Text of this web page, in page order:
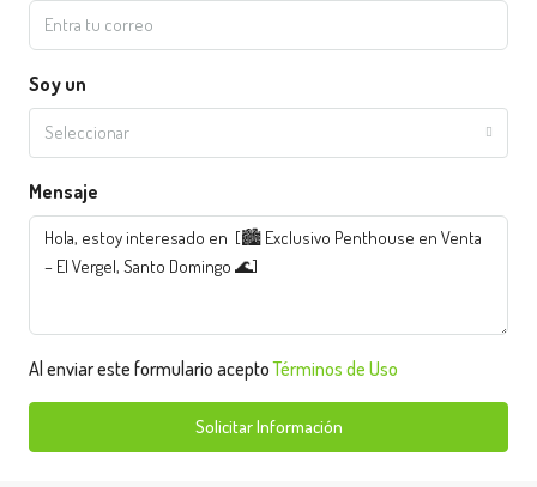
Soy un
Seleccionar
Mensaje
Al enviar este formulario aceptoTérminos de Uso
Solicitar Información